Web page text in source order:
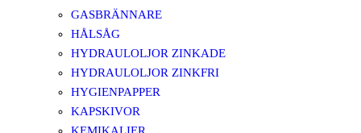
GASBRÄNNARE
HÅLSÅG
HYDRAULOLJOR ZINKADE
HYDRAULOLJOR ZINKFRI
HYGIENPAPPER
KAPSKIVOR